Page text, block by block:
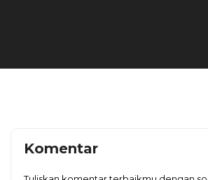
Komentar